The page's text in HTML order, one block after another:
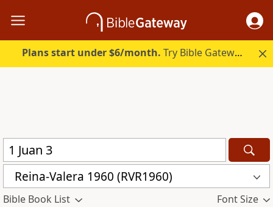
Plans start under $6/month. Try Bible Gateway Plus.
Reina-Valera 1960 (RVR1960)
Bible Book List Font Size